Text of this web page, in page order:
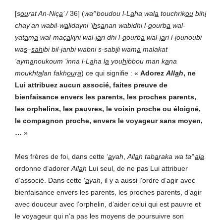
[sourat An-Niça’ /36] (wa^boudou l-L aha wala touchrikou bihi
chay’an wabil-walidayni ‘ihsanan wabidhi l-qourba wal-
yatama wal-maçakini wal-jari dhi l-qourba wal-jari l-jounoubi
was–sahibi bil-janbi wabni s-sabili wama malakat
‘aymanoukoum ‘inna l-L aha la youhibbou man kana
moukhtalan fakhoura) ce qui signifie : « Adorez Allah, ne
Lui attribuez aucun associé, faites preuve de
bienfaisance envers les parents, les proches parents,
les orphelins, les pauvres, le voisin proche ou éloigné,
le compagnon proche, envers le voyageur sans moyen,
… »
Mes frères de foi, dans cette ‘ayah Allah tabaraka wa ta^ala
ordonne d’adorer Allah Lui seul, de ne pas Lui attribuer
d’associé. Dans cette ‘ayah , il y a aussi l’ordre d’agir avec
bienfaisance envers les parents, les proches parents, d’agir
avec douceur avec l’orphelin, d’aider celui qui est pauvre et
le voyageur qui n’a pas les moyens de poursuivre son